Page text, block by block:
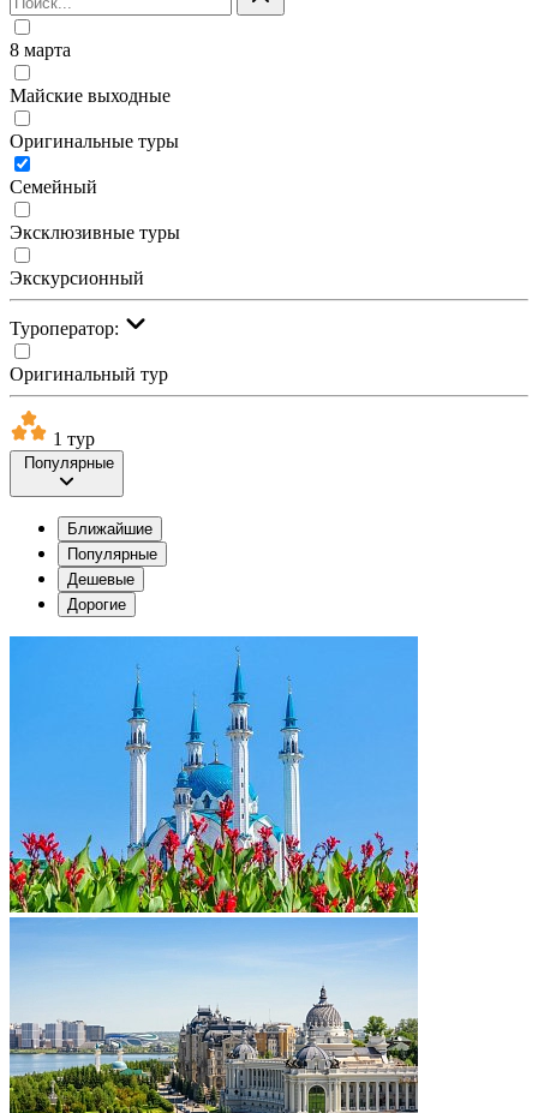
8 марта
Майские выходные
Оригинальные туры
Семейный
Эксклюзивные туры
Экскурсионный
Туроператор:
Оригинальный тур
1 тур
Популярные
Ближайшие
Популярные
Дешевые
Дорогие